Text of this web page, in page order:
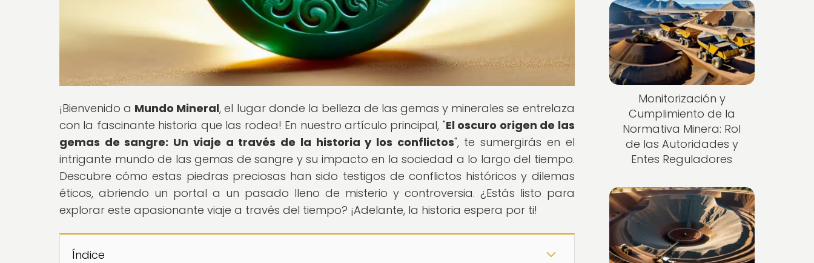
¡Bienvenido a Mundo Mineral, el lugar donde la belleza de las gemas y minerales se entrelaza
con la fascinante historia que las rodea! En nuestro artículo principal, "El oscuro origen de las
gemas de sangre: Un viaje a través de la historia y los conflictos", te sumergirás en el
intrigante mundo de las gemas de sangre y su impacto en la sociedad a lo largo del tiempo.
Descubre cómo estas piedras preciosas han sido testigos de conflictos históricos y dilemas
éticos, abriendo un portal a un pasado lleno de misterio y controversia. ¿Estás listo para
explorar este apasionante viaje a través del tiempo? ¡Adelante, la historia espera por ti!
Índice
Monitorización y
Cumplimiento de la
Normativa Minera: Rol
de las Autoridades y
Entes Reguladores